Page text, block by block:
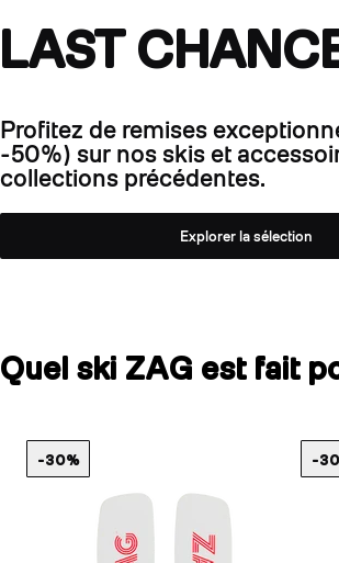
LAST
Profitez de remises
-50%) sur nos skis et
collections précédentes.
Explorer la sélection
Quel ski ZAG est fait
-30% -